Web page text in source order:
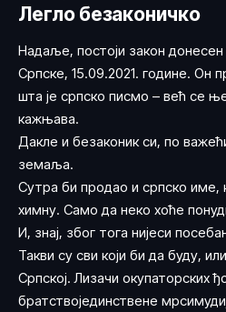
Легло безаконичко
Надаље, постоји закон
Српске, 15.09.2021. године. Он
шта је српско писмо – већ се
кажњава.
Дакле и безаконик си, по
земаља.
Сутра би продао и српско име,
химну. Само да неко хоће
И, знај, због тога нијеси
Такви су сви који би да буду,
Српској. Лизачи окупаторских
братствојединствене